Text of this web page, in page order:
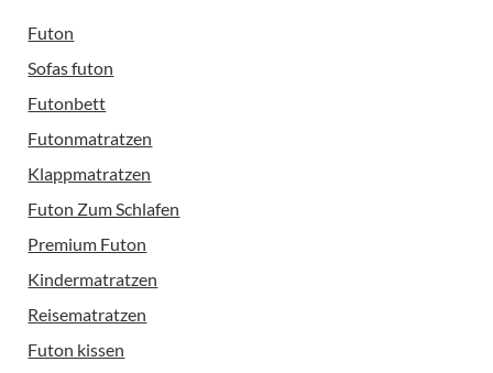
Futon
Sofas futon
Futonbett
Futonmatratzen
Klappmatratzen
Futon Zum Schlafen
Premium Futon
Kindermatratzen
Reisematratzen
Futon kissen